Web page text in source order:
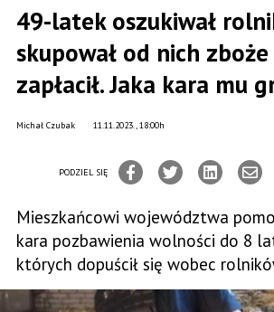
49-latek oszukiwał
skupował od nich
zapłacił. Jaka kara mu
11.11.2023., 18:00h
Michał Czubak
PODZIEL SIĘ
Mieszkańcowi województwa
kara pozbawienia wolności do 8
których dopuścił się wobec